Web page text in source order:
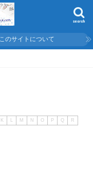
search
このサイトについて
K M N O P Q
R